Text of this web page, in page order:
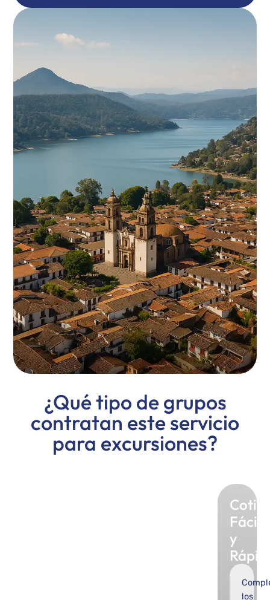
¿Qué tipo de grupos
contratan este servicio
para excursiones?
Fácil
y
los